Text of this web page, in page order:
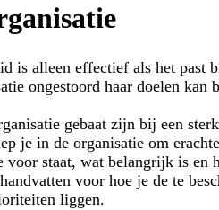
is alleen effectief als het
ongestoord haar doelen kan
gebaat zijn bij een
je in de organisatie om
staat, wat belangrijk is en
voor hoe je de te
liggen.